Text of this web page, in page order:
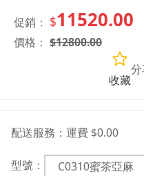
促銷： $11520.00
價格：$12800.00
分
收藏
配送服務： 運費 $0.00
型號： C0310蜜茶亞麻